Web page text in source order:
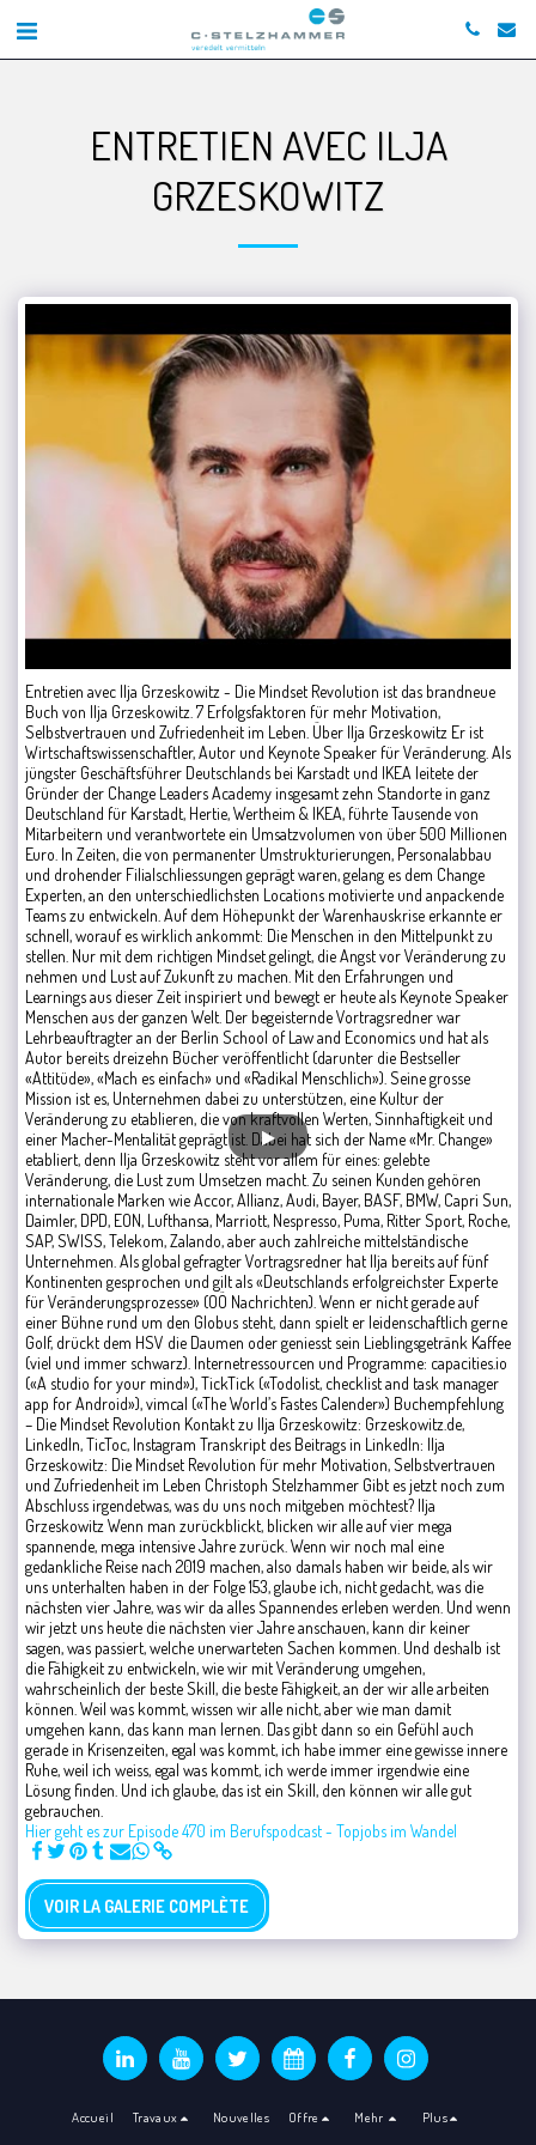
ENTRETIEN AVEC ILJA
GRZESKOWITZ
Entretien avec Ilja Grzeskowitz - Die Mindset Revolution ist das brandneue
Buch von Ilja Grzeskowitz. 7 Erfolgsfaktoren für mehr Motivation,
Selbstvertrauen und Zufriedenheit im Leben. Über Ilja Grzeskowitz Er ist
Wirtschaftswissenschaftler, Autor und Keynote Speaker für Veränderung. Als
jüngster Geschäftsführer Deutschlands bei Karstadt und IKEA leitete der
Gründer der Change Leaders Academy insgesamt zehn Standorte in ganz
Deutschland für Karstadt, Hertie, Wertheim & IKEA, führte Tausende von
Mitarbeitern und verantwortete ein Umsatzvolumen von über 500 Millionen
Euro. In Zeiten, die von permanenter Umstrukturierungen, Personalabbau
und drohender Filialschliessungen geprägt waren, gelang es dem Change
Experten, an den unterschiedlichsten Locations motivierte und anpackende
Teams zu entwickeln. Auf dem Höhepunkt der Warenhauskrise erkannte er
schnell, worauf es wirklich ankommt: Die Menschen in den Mittelpunkt zu
stellen. Nur mit dem richtigen Mindset gelingt, die Angst vor Veränderung zu
nehmen und Lust auf Zukunft zu machen. Mit den Erfahrungen und
Learnings aus dieser Zeit inspiriert und bewegt er heute als Keynote Speaker
Menschen aus der ganzen Welt. Der begeisternde Vortragsredner war
Lehrbeauftragter an der Berlin School of Law and Economics und hat als
Autor bereits dreizehn Bücher veröffentlicht (darunter die Bestseller
«Attitüde», «Mach es einfach» und «Radikal Menschlich»). Seine grosse
Mission ist es, Unternehmen dabei zu unterstützen, eine Kultur der
Veränderung zu etablieren, die von kraftvollen Werten, Sinnhaftigkeit und
einer Macher-Mentalität geprägt ist. Dabei hat sich der Name «Mr. Change»
etabliert, denn Ilja Grzeskowitz steht vor allem für eines: gelebte
Veränderung, die Lust zum Umsetzen macht. Zu seinen Kunden gehören
internationale Marken wie Accor, Allianz, Audi, Bayer, BASF, BMW, Capri Sun,
Daimler, DPD, EON, Lufthansa, Marriott, Nespresso, Puma, Ritter Sport, Roche,
SAP, SWISS, Telekom, Zalando, aber auch zahlreiche mittelständische
Unternehmen. Als global gefragter Vortragsredner hat Ilja bereits auf fünf
Kontinenten gesprochen und gilt als «Deutschlands erfolgreichster Experte
für Veränderungsprozesse» (OÖ Nachrichten). Wenn er nicht gerade auf
einer Bühne rund um den Globus steht, dann spielt er leidenschaftlich gerne
Golf, drückt dem HSV die Daumen oder geniesst sein Lieblingsgetränk Kaffee
(viel und immer schwarz). Internetressourcen und Programme: capacities.io
(«A studio for your mind»), TickTick («Todolist, checklist and task manager
app for Android»), vimcal («The World’s Fastes Calender») Buchempfehlung
– Die Mindset Revolution Kontakt zu Ilja Grzeskowitz: Grzeskowitz.de,
LinkedIn, TicToc, Instagram Transkript des Beitrags in LinkedIn: Ilja
Grzeskowitz: Die Mindset Revolution für mehr Motivation, Selbstvertrauen
und Zufriedenheit im Leben Christoph Stelzhammer Gibt es jetzt noch zum
Abschluss irgendetwas, was du uns noch mitgeben möchtest? Ilja
Grzeskowitz Wenn man zurückblickt, blicken wir alle auf vier mega
spannende, mega intensive Jahre zurück. Wenn wir noch mal eine
gedankliche Reise nach 2019 machen, also damals haben wir beide, als wir
uns unterhalten haben in der Folge 153, glaube ich, nicht gedacht, was die
nächsten vier Jahre, was wir da alles Spannendes erleben werden. Und wenn
wir jetzt uns heute die nächsten vier Jahre anschauen, kann dir keiner
sagen, was passiert, welche unerwarteten Sachen kommen. Und deshalb ist
die Fähigkeit zu entwickeln, wie wir mit Veränderung umgehen,
wahrscheinlich der beste Skill, die beste Fähigkeit, an der wir alle arbeiten
können. Weil was kommt, wissen wir alle nicht, aber wie man damit
umgehen kann, das kann man lernen. Das gibt dann so ein Gefühl auch
gerade in Krisenzeiten, egal was kommt, ich habe immer eine gewisse innere
Ruhe, weil ich weiss, egal was kommt, ich werde immer irgendwie eine
Lösung finden. Und ich glaube, das ist ein Skill, den können wir alle gut
gebrauchen.
Hier geht es zur Episode 470 im Berufspodcast - Topjobs im Wandel
VOIR LA GALERIE COMPLÈTE
Accueil Travaux Nouvelles Offre Mehr Plus